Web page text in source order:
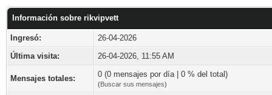
Información sobre rikvipvett
Ingresó:
26-04-2026
Última visita:
26-04-2026, 11:55 AM
Mensajes totales: 0 (0 mensajes por día | 0 % del total)
(Buscar sus mensajes)